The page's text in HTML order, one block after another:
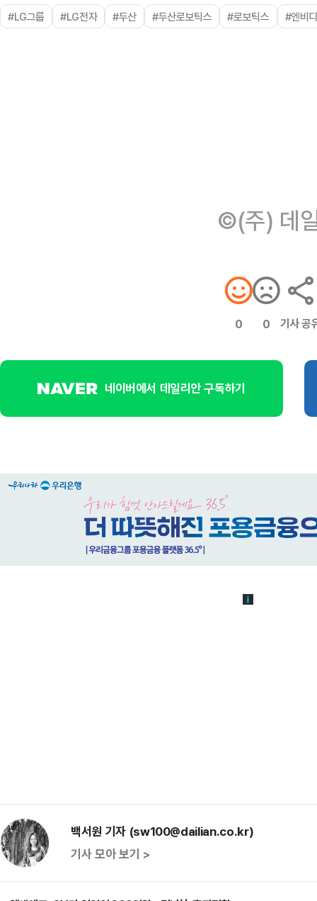
#LG그룹 #LG전자 #두산 #두산로보틱스 #로보틱스 #엔비
©(주) 데
0 0 기사 공
네이버에서 데일리안 구독하기
백서원 기자 (sw100@dailian.co.kr)
기사 모아 보기 >